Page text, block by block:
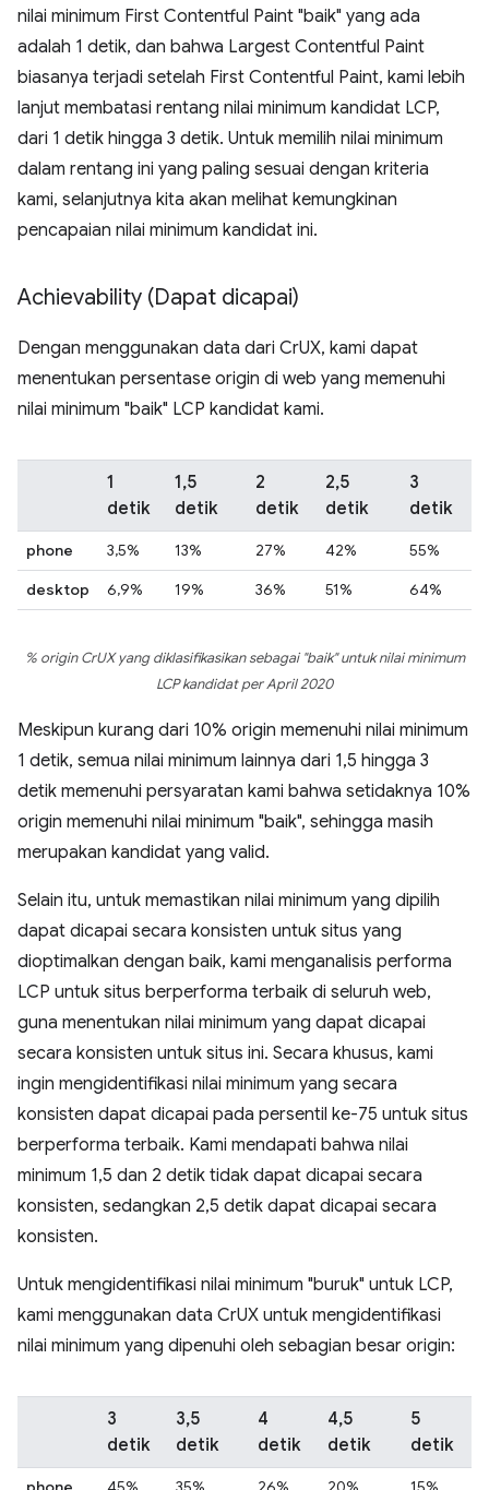
nilai minimum First Contentful Paint "baik" yang ada
adalah 1 detik, dan bahwa Largest Contentful Paint
biasanya terjadi setelah First Contentful Paint, kami lebih
lanjut membatasi rentang nilai minimum kandidat LCP,
dari 1 detik hingga 3 detik. Untuk memilih nilai minimum
dalam rentang ini yang paling sesuai dengan kriteria
kami, selanjutnya kita akan melihat kemungkinan
pencapaian nilai minimum kandidat ini.
Achievability (Dapat dicapai)
Dengan menggunakan data dari CrUX, kami dapat
menentukan persentase origin di web yang memenuhi
nilai minimum "baik" LCP kandidat kami.
1
detik
1,5
detik
2
detik
2,5
detik
3
detik
phone 3,5% 13% 27% 42%
55%
desktop
6,9% 19% 36% 51% 64%
% origin CrUX yang diklasifikasikan sebagai "baik" untuk nilai minimum
LCP kandidat per April 2020
Meskipun kurang dari 10% origin memenuhi nilai minimum
1 detik, semua nilai minimum lainnya dari 1,5 hingga 3
detik memenuhi persyaratan kami bahwa setidaknya 10%
origin memenuhi nilai minimum "baik", sehingga masih
merupakan kandidat yang valid.
Selain itu, untuk memastikan nilai minimum yang dipilih
dapat dicapai secara konsisten untuk situs yang
dioptimalkan dengan baik, kami menganalisis performa
LCP untuk situs berperforma terbaik di seluruh web,
guna menentukan nilai minimum yang dapat dicapai
secara konsisten untuk situs ini. Secara khusus, kami
ingin mengidentifikasi nilai minimum yang secara
konsisten dapat dicapai pada persentil ke-75 untuk situs
berperforma terbaik. Kami mendapati bahwa nilai
minimum 1,5 dan 2 detik tidak dapat dicapai secara
konsisten, sedangkan 2,5 detik dapat dicapai secara
konsisten.
Untuk mengidentifikasi nilai minimum "buruk" untuk LCP,
kami menggunakan data CrUX untuk mengidentifikasi
nilai minimum yang dipenuhi oleh sebagian besar origin:
3
detik
3,5
detik
4
detik
4,5
detik
5
detik